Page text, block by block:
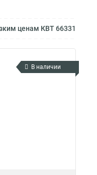
ценам КВТ 66331
В наличии